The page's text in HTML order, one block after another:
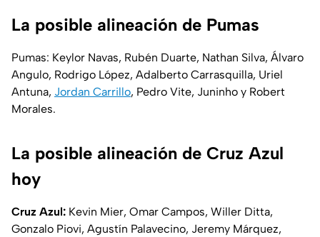
La posible alineación de Pumas
Pumas: Keylor Navas, Rubén Duarte, Nathan Silva, Álvaro
Angulo, Rodrigo López, Adalberto Carrasquilla, Uriel
Antuna, Jordan Carrillo, Pedro Vite, Juninho y Robert
Morales.
La posible alineación de Cruz Azul
hoy
Cruz Azul: Kevin Mier, Omar Campos, Willer Ditta,
Gonzalo Piovi, Agustín Palavecino, Jeremy Márquez,